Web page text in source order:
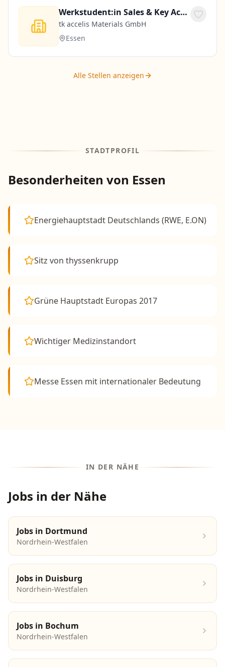
Werkstudent:in Sales & Key Account Management (m/w/d)
tk accelis Materials GmbH
Essen
Alle Stellen anzeigen
STADTPROFIL
Besonderheiten von Essen
Energiehauptstadt Deutschlands (RWE, E.ON)
Sitz von thyssenkrupp
Grüne Hauptstadt Europas 2017
Wichtiger Medizinstandort
Messe Essen mit internationaler Bedeutung
IN DER NÄHE
Jobs in der Nähe
Jobs in Dortmund
Nordrhein-Westfalen
Jobs in Duisburg
Nordrhein-Westfalen
Jobs in Bochum
Nordrhein-Westfalen